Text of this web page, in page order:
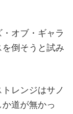
オブ・ギャラ
倒そうと試み
レンジはサノ
道が無かっ